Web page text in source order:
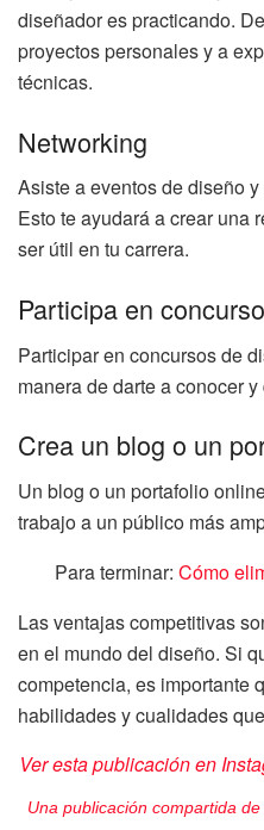
diseñador es practicando.
proyectos personales y a
técnicas.
Networking
Asiste a eventos de diseño
Esto te ayudará a crear una
ser útil en tu carrera.
Participa en
Participar en concursos de
manera de darte a conocer
Crea un blog o un
Un blog o un portafolio
trabajo a un público más
Para terminar: Cómo
Las ventajas competitivas
en el mundo del diseño. Si
competencia, es importante
habilidades y cualidades
Ver esta publicación en
Una publicación compartida